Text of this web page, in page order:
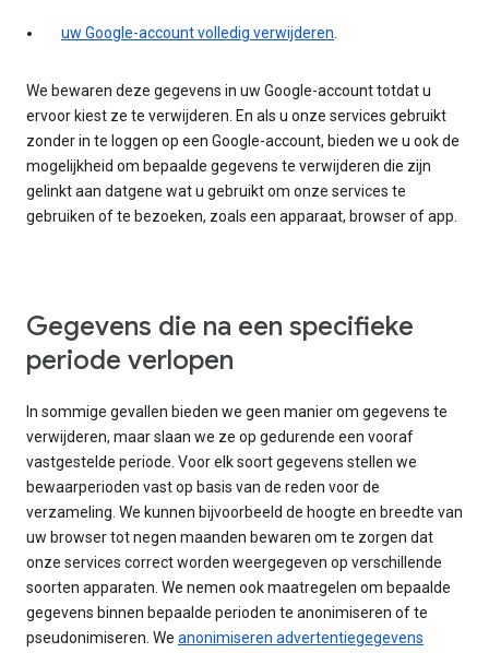
uw Google-account volledig verwijderen.
We bewaren deze gegevens in uw Google-account totdat u
ervoor kiest ze te verwijderen. En als u onze services gebruikt
zonder in te loggen op een Google-account, bieden we u ook de
mogelijkheid om bepaalde gegevens te verwijderen die zijn
gelinkt aan datgene wat u gebruikt om onze services te
gebruiken of te bezoeken, zoals een apparaat, browser of app.
Gegevens die na een specifieke
periode verlopen
In sommige gevallen bieden we geen manier om gegevens te
verwijderen, maar slaan we ze op gedurende een vooraf
vastgestelde periode. Voor elk soort gegevens stellen we
bewaarperioden vast op basis van de reden voor de
verzameling. We kunnen bijvoorbeeld de hoogte en breedte van
uw browser tot negen maanden bewaren om te zorgen dat
onze services correct worden weergegeven op verschillende
soorten apparaten. We nemen ook maatregelen om bepaalde
gegevens binnen bepaalde perioden te anonimiseren of te
pseudonimiseren. We anonimiseren advertentiegegevens